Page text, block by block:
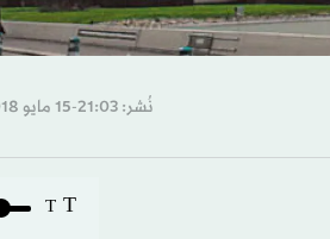
نُشر: 21:03-15 مايو 2018 م ـ 01 رَمضان 1439 هـ
T
T